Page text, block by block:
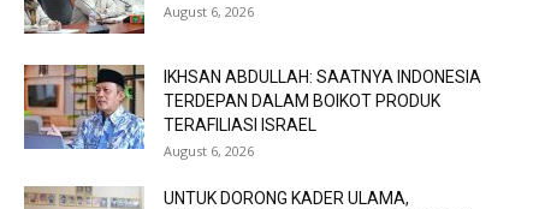
August 6, 2026
IKHSAN ABDULLAH: SAATNYA INDONESIA
TERDEPAN DALAM BOIKOT PRODUK
TERAFILIASI ISRAEL
August 6, 2026
UNTUK DORONG KADER ULAMA,